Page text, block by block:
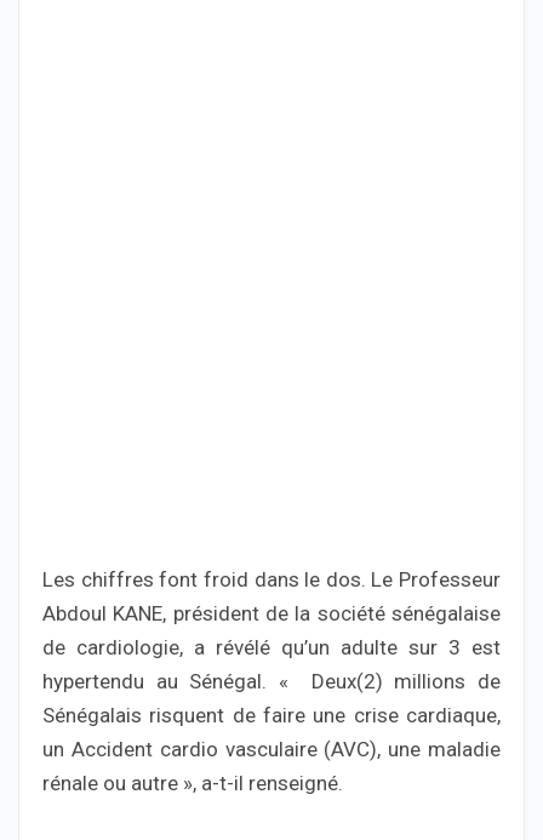
Les chiffres font froid dans le dos. Le Professeur
Abdoul KANE, président de la société sénégalaise
de cardiologie, a révélé qu’un adulte sur 3 est
hypertendu au Sénégal. « Deux(2) millions de
Sénégalais risquent de faire une crise cardiaque,
un Accident cardio vasculaire (AVC), une maladie
rénale ou autre », a-t-il renseigné.